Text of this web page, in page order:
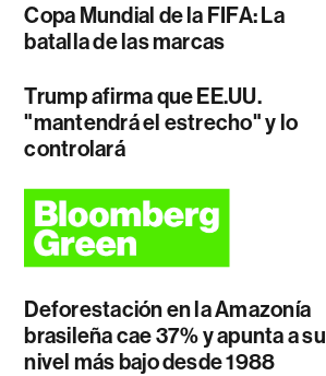
Copa Mundial de la FIFA: La
batalla de las marcas
Trump afirma que EE.UU.
"mantendrá el estrecho" y lo
controlará
Deforestación en la Amazonía
brasileña cae 37% y apunta a su
nivel más bajo desde 1988